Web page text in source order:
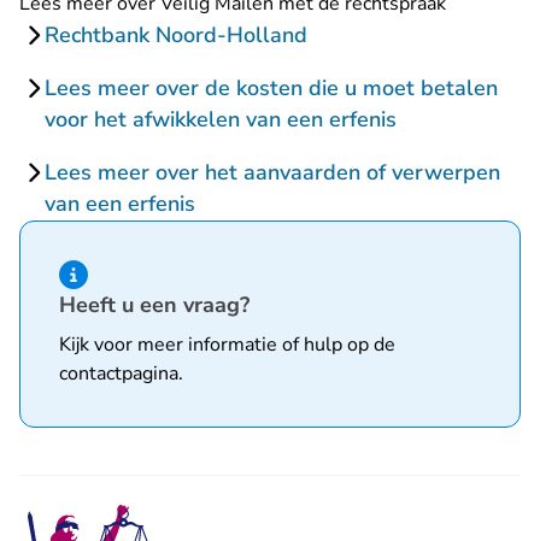
Rechtbank Noord-Holland
Lees meer over de kosten die u moet betalen
voor het afwikkelen van een erfenis
Lees meer over het aanvaarden of verwerpen
van een erfenis
Hint van type informatie
Heeft u een vraag?
Kijk voor meer informatie of hulp op de
contactpagina.